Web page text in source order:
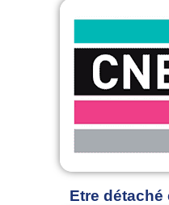
Etre détaché